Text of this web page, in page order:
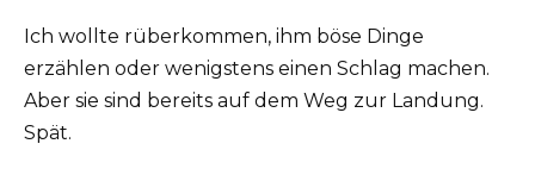
Ich wollte rüberkommen, ihm böse Dinge
erzählen oder wenigstens einen Schlag machen.
Aber sie sind bereits auf dem Weg zur Landung.
Spät.